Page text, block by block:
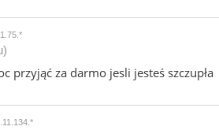
przyjąć za darmo jesli jesteś szczupła